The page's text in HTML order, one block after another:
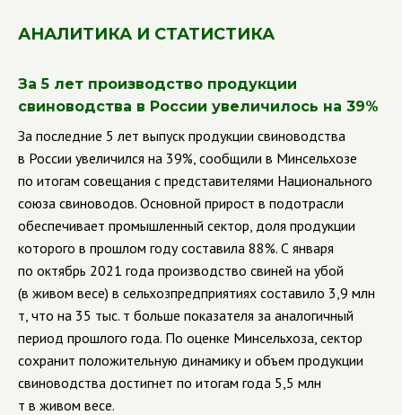
АНАЛИТИКА И СТАТИСТИКА
За 5 лет производство продукции
свиноводства в России увеличилось на 39%
За последние 5 лет выпуск продукции свиноводства
в России увеличился на 39%, сообщили в Минсельхозе
по итогам совещания с представителями Национального
союза свиноводов. Основной прирост в подотрасли
обеспечивает промышленный сектор, доля продукции
которого в прошлом году составила 88%. С января
по октябрь 2021 года производство свиней на убой
(в живом весе) в сельхозпредприятиях составило 3,9 млн
т, что на 35 тыс. т больше показателя за аналогичный
период прошлого года. По оценке Минсельхоза, сектор
сохранит положительную динамику и объем продукции
свиноводства достигнет по итогам года 5,5 млн
т в живом весе.